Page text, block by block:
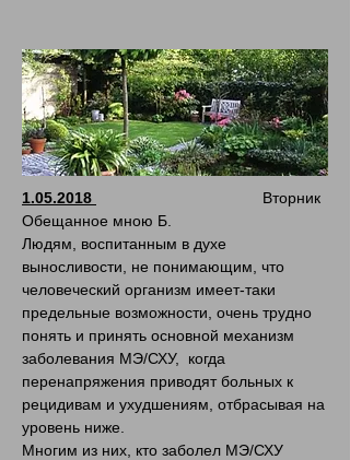
1.05.2018
Вторник
Обещанное мною Б.
Людям, воспитанным в духе
выносливости, не понимающим, что
человеческий организм имеет-таки
предельные возможности, очень трудно
понять и принять основной механизм
заболевания МЭ/СХУ, когда
перенапряжения приводят больных к
рецидивам и ухудшениям, отбрасывая на
уровень ниже.
Многим из них, кто заболел МЭ/СХУ